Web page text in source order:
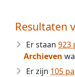
Resultaten
Er staan 923
Archieven
Er zijn 105